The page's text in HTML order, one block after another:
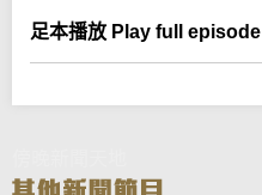
足本播放 Play full episode